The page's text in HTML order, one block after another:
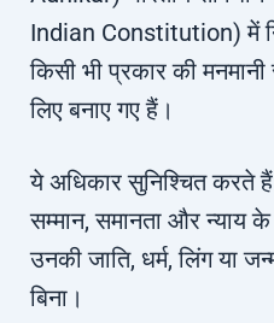
Indian Constitution) में
किसी भी प्रकार की मनमानी
लिए बनाए गए हैं।
ये अधिकार सुनिश्चित करते
सम्मान, समानता और न्याय
उनकी जाति, धर्म, लिंग या
बिना।